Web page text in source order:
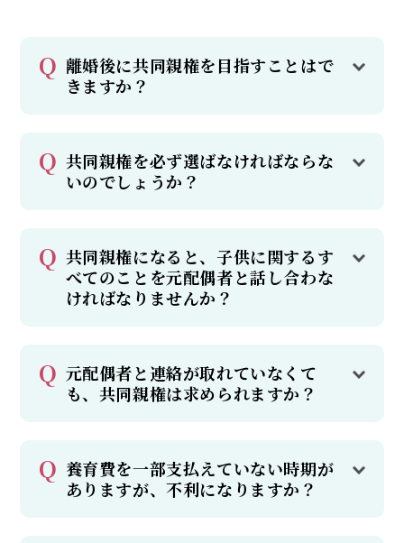
離婚後に共同親権を目指すことはで
きますか？
共同親権を必ず選ばなければならな
いのでしょうか？
共同親権になると、子供に関するす
べてのことを元配偶者と話し合わな
ければなりませんか？
元配偶者と連絡が取れていなくて
も、共同親権は求められますか？
養育費を一部支払えていない時期が
ありますが、不利になりますか？